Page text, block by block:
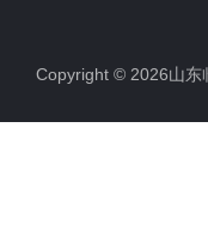
Copyright © 2026山